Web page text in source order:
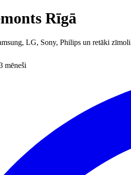
Rīgā
LG, Sony, Philips un retāki
mēneši